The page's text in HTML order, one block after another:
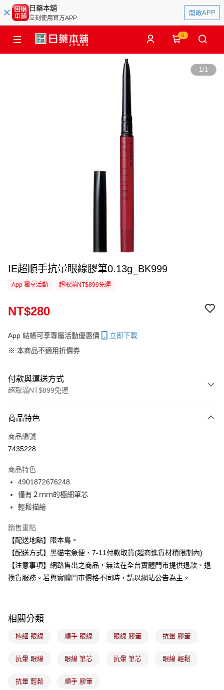
日藥本舖
立刻使用官方APP
開啟APP
0
1/1
IE超順手抗暈眼線膠筆0.13g_BK999
App 獨享活動 超取滿NT$899免運
NT$280
App 結帳可享專屬活動優惠價
立即下載
※ 本商品不適用折價券
付款與運送方式
超取滿NT$899免運
信用卡一次付款
超商取貨付款
Apple Pay
街口支付
Google Pay
全盈+PAY
2.付款方式選擇「大哥付你分期」，訂單成立後會自動跳轉到大哥付的交易
流程，驗證手機門號後，選擇欲分期的期數、繳款截止日，確認付款後即完
成交易。
3.實際核准額度、可分期數及費用金額請依後續交易確認頁面所載為準。
消。如遇「轉專審核」未通過狀況，表示未達大哥付你分期系統評分，恕無
【繳款方式說明】
1.分期款項不併入電信帳單，「大哥付你分期」於每月結算日後寄送繳費提
每筆NT$100，滿NT$899(含以上)免運費
付款後全家取貨
商品特色
商品編號
7435228
商品特色
4901872676248
僅有２ｍｍ的極細筆芯
輕鬆描繪
銷售重點
【配送地點】限本島。
【配送方式】黑貓宅急便、7-11付款取貨(超商進貨材積限制內)
【注意事項】網路售出之商品，無法在全台實體門市提供退款、退
換貨服務。若與實體門市價格不同時，請以網站公告為主。
相關分類
極細 眼線 順手 眼線 眼線 膠筆 抗暈 膠筆
抗暈 眼線 眼線 筆芯 抗暈 筆芯 眼線 輕鬆
抗暈 輕鬆 順手 膠筆